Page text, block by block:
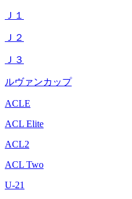
Ｊ１
Ｊ２
Ｊ３
ルヴァンカップ
ACLE
ACL Elite
ACL2
ACL Two
U-21